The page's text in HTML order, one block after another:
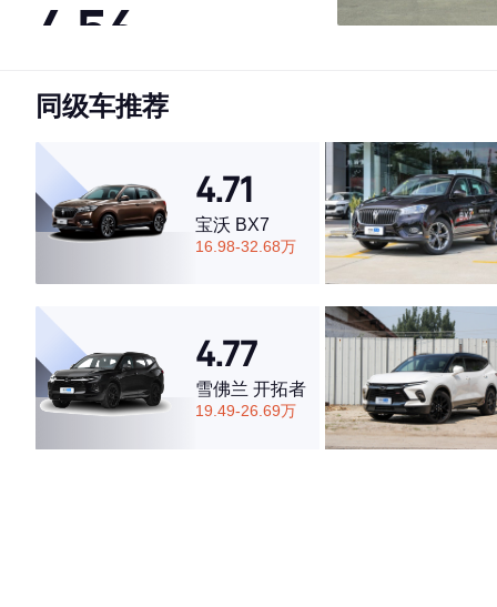
4.56
·外观表现较为优秀，优于59%同级车
·空间表现一般，低于88%同级车
同级车推荐
4.71
宝沃 BX7
16.98-32.68万
4.77
雪佛兰 开拓者
19.49-26.69万